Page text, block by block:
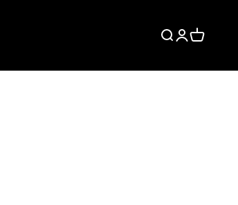
BuscarIniciar sesión
Carrito